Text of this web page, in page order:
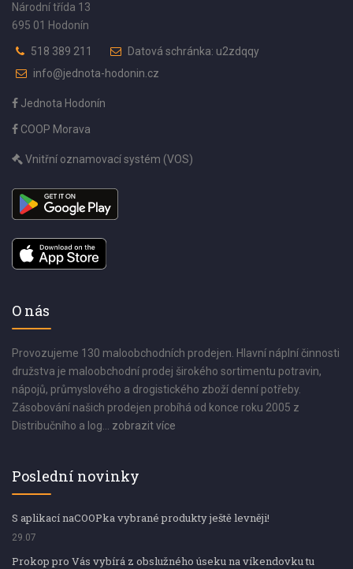
Národní třída 13
695 01 Hodonín
518 389 211
Datová schránka: u2zdqqy
info@jednota-hodonin.cz
Jednota Hodonín
COOP Morava
Vnitřní oznamovací systém (VOS)
O nás
Provozujeme 130 maloobchodních prodejen. Hlavní náplní činnosti
družstva je maloobchodní prodej širokého sortimentu potravin,
nápojů, průmyslového a drogistického zboží denní potřeby.
Zásobování našich prodejen probíhá od konce roku 2005 z
Distribučního a log... zobrazit více
Poslední novinky
S aplikací naCOOPka vybrané produkty ještě levněji!
29.07
Prokop pro Vás vybírá z obslužného úseku na víkendovku tu